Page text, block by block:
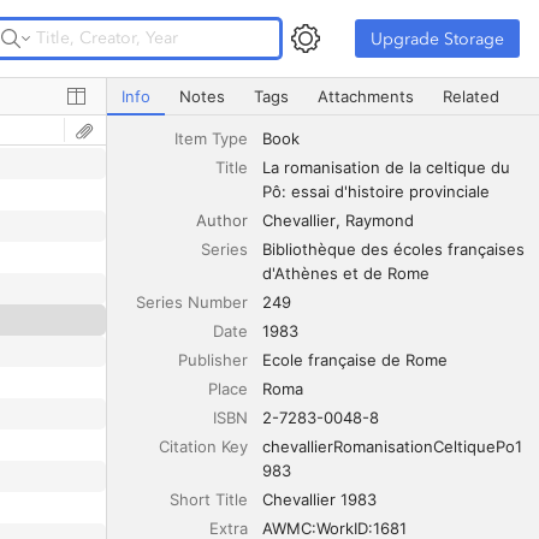
Upgrade Storage Upgrade Storage
La romanisation de la celtique du Pô: essai d'histoire
Info Notes Tags Attachments Related
Item Type
Book
Title
La romanisation de la celtique du
Pô: essai d'histoire provinciale
Author
Chevallier Raymond
Series
Bibliothèque des écoles françaises
d'Athènes et de Rome
Series Number
249
Date
1983
Publisher
Ecole française de Rome
Place
Roma
ISBN
2-7283-0048-8
Citation Key
chevallierRomanisationCeltiquePo1
983
Short Title
Chevallier 1983
Extra
AWMC:WorkID:1681